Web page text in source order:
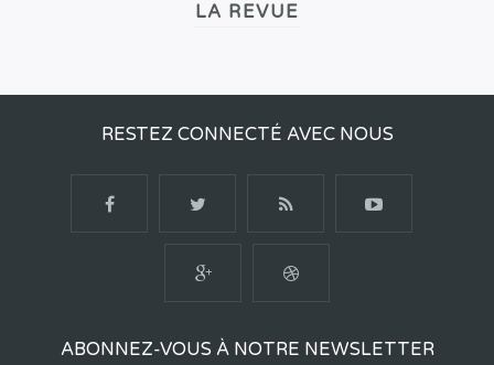
LA REVUE
RESTEZ CONNECTÉ AVEC NOUS
ABONNEZ-VOUS À NOTRE NEWSLETTER